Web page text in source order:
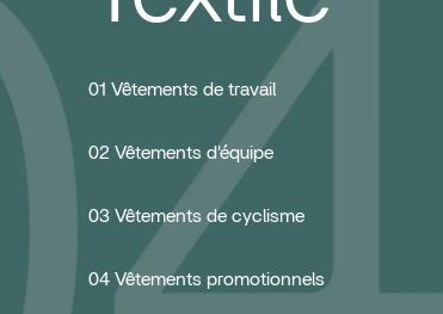
01 Vêtements de travail
02 Vêtements d'équipe
03 Vêtements de cyclisme
04 Vêtements promotionnels